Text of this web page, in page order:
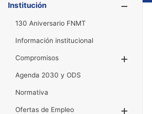
Institución
130 Aniversario FNMT
Información institucional
Compromisos
Agenda 2030 y ODS
Normativa
Ofertas de Empleo